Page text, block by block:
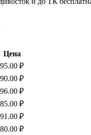
Цена
95.00 ₽
90.00 ₽
96.00 ₽
85.00 ₽
91.00 ₽
80.00 ₽